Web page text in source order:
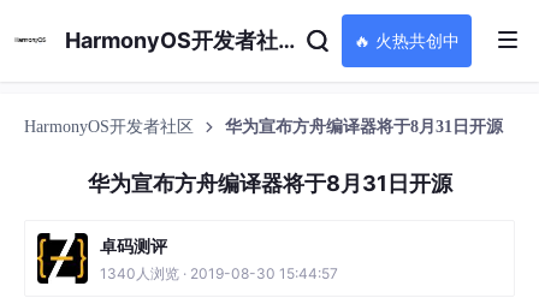
HarmonyOS开发者社区 🔥 火热共创中
HarmonyOS开发者社区 华为宣布方舟编译器将于8月31日开源
华为宣布方舟编译器将于8月31日开源
卓码测评
1340人浏览 · 2019-08-30 15:44:57